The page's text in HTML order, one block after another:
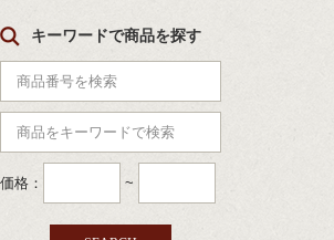
キーワードで商品を探す
価格： ~